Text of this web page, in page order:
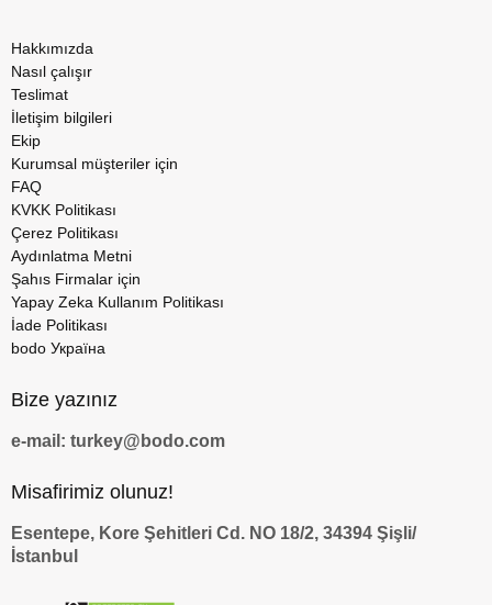
Hakkımızda
Nasıl çalışır
Teslimat
İletişim bilgileri
Ekip
Kurumsal müşteriler için
FAQ
KVKK Politikası
Çerez Politikası
Aydınlatma Metni
Şahıs Firmalar için
Yapay Zeka Kullanım Politikası
İade Politikası
bodo Україна
Bize yazınız
e-mail: turkey@bodo.com
Misafirimiz olunuz!
Esentepe, Kore Şehitleri Cd. NO 18/2, 34394 Şişli/
İstanbul